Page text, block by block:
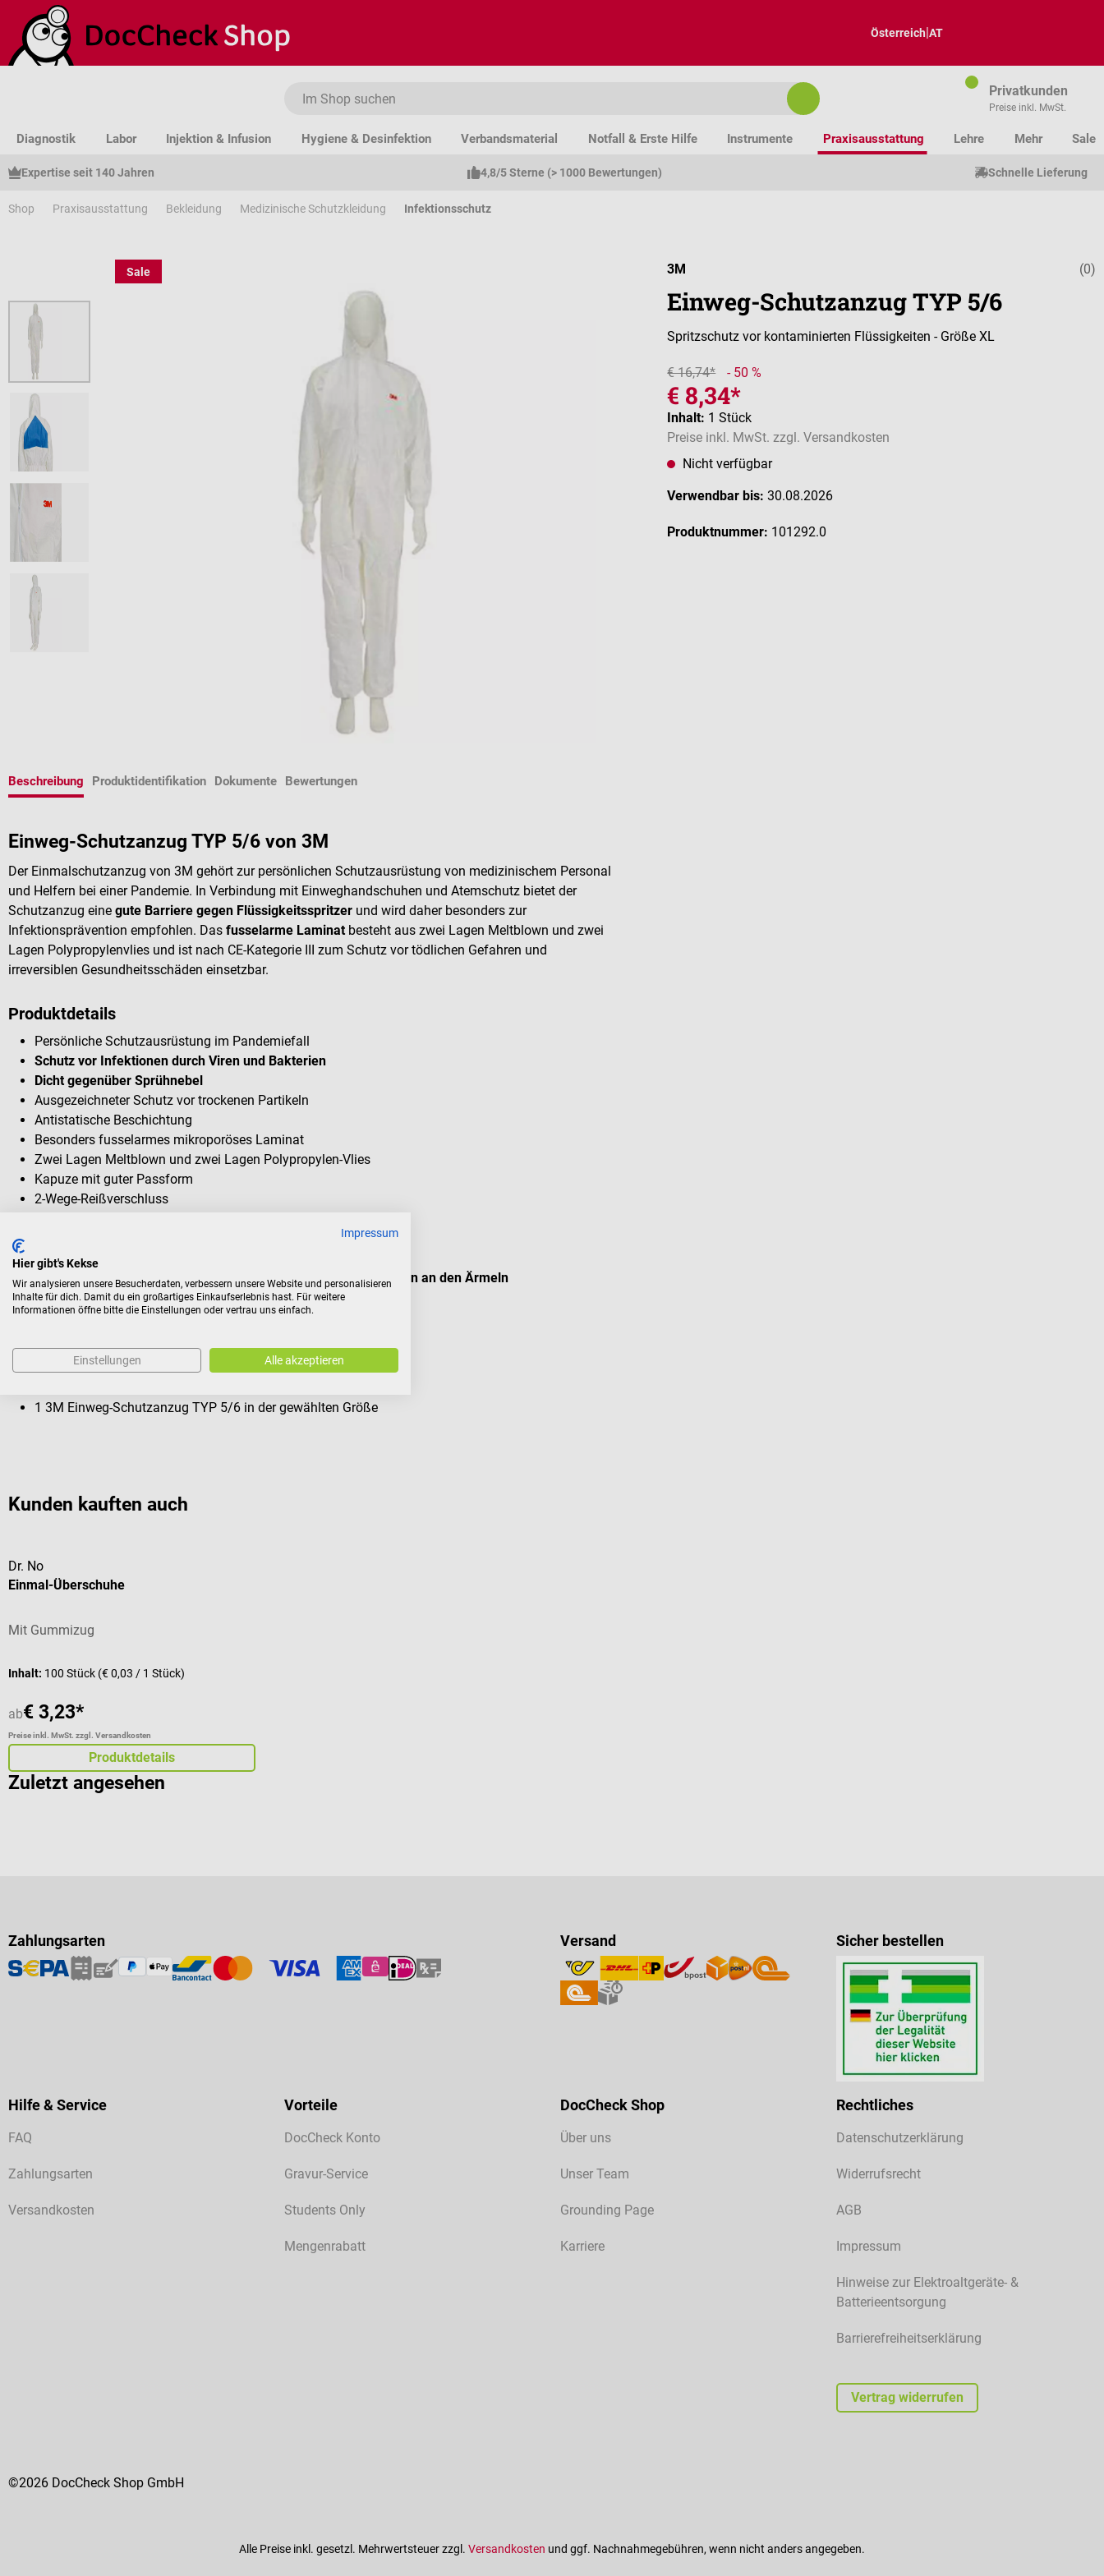
Hauptinhalt springen
Zur Suche springen
Zur Hauptnavigation springen
Österreich|AT
Privatkunden
Preise inkl. MwSt.
Diagnostik Labor Injektion & Infusion Hygiene & Desinfektion Verbandsmaterial Notfall & Erste Hilfe Instrumente Praxisausstattung Lehre Mehr Sale
Expertise seit 140 Jahren 4,8/5 Sterne (> 1000 Bewertungen) Schnelle Lieferung
Shop Praxisausstattung Bekleidung Medizinische Schutzkleidung Infektionsschutz
Sale (0)
3M
Einweg-Schutzanzug TYP 5/6
Spritzschutz vor kontaminierten Flüssigkeiten - Größe XL
€ 16,74* - 50 %
€ 8,34*
Inhalt: 1 Stück
Preise inkl. MwSt. zzgl. Versandkosten
Nicht verfügbar
Verwendbar bis: 30.08.2026
Produktnummer: 101292.0
Beschreibung Produktidentifikation Dokumente Bewertungen
Einweg-Schutzanzug TYP 5/6 von 3M
Der Einmalschutzanzug von 3M gehört zur persönlichen Schutzausrüstung von medizinischem Personal
und Helfern bei einer Pandemie. In Verbindung mit Einweghandschuhen und Atemschutz bietet der
Schutzanzug eine gute Barriere gegen Flüssigkeitsspritzer und wird daher besonders zur
Infektionsprävention empfohlen. Das fusselarme Laminat besteht aus zwei Lagen Meltblown und zwei
Lagen Polypropylenvlies und ist nach CE-Kategorie III zum Schutz vor tödlichen Gefahren und
irreversiblen Gesundheitsschäden einsetzbar.
Produktdetails
Persönliche Schutzausrüstung im Pandemiefall
Schutz vor Infektionen durch Viren und Bakterien
Dicht gegenüber Sprühnebel
Ausgezeichneter Schutz vor trockenen Partikeln
Antistatische Beschichtung
Besonders fusselarmes mikroporöses Laminat
Zwei Lagen Meltblown und zwei Lagen Polypropylen-Vlies
Kapuze mit guter Passform
2-Wege-Reißverschluss
Rücken-Dreieck aus wasserdampfdurchlässigem Material
Elastikzug an Rücken und Knöcheln
Sehr gute Passform und Bewegungsfreiheit und Strickbündchen an den Ärmeln
Hygienischer Schutz und Komfort
Jedem Anzug liegt eine selbstklebende Tasche bei
1 3M Einweg-Schutzanzug TYP 5/6 in der gewählten Größe
Kunden kauften auch
Dr. No
Einmal-Überschuhe
Mit Gummizug
Inhalt: 100 Stück (€ 0,03 / 1 Stück)
ab€ 3,23*
Preise inkl. MwSt. zzgl. Versandkosten
Produktdetails
Zuletzt angesehen
Zahlungsarten Versand Sicher bestellen
Hilfe & Service
FAQ
Zahlungsarten
Versandkosten
Vorteile
DocCheck Konto
Gravur-Service
Students Only
Mengenrabatt
DocCheck Shop
Über uns
Unser Team
Grounding Page
Karriere
Rechtliches
Datenschutzerklärung
Widerrufsrecht
AGB
Impressum
Hinweise zur Elektroaltgeräte- &
Batterieentsorgung
Barrierefreiheitserklärung
Vertrag widerrufen
©2026 DocCheck Shop GmbH
Alle Preise inkl. gesetzl. Mehrwertsteuer zzgl. Versandkosten und ggf. Nachnahmegebühren, wenn nicht anders angegeben.
Impressum
Hier gibt's Kekse
Wir analysieren unsere Besucherdaten, verbessern unsere Website und personalisieren
Inhalte für dich. Damit du ein großartiges Einkaufserlebnis hast. Für weitere
Informationen öffne bitte die Einstellungen oder vertrau uns einfach.
Einstellungen Alle akzeptieren